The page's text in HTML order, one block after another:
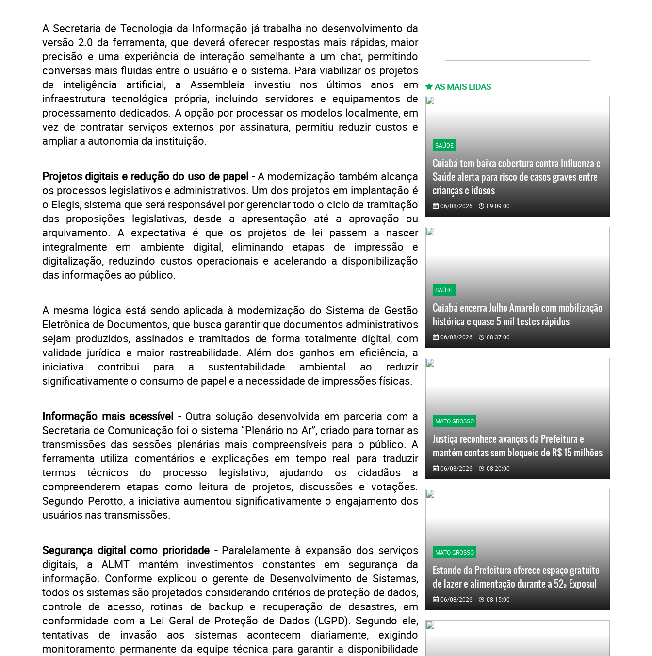
A Secretaria de Tecnologia da Informação já trabalha no desenvolvimento da
versão 2.0 da ferramenta, que deverá oferecer respostas mais rápidas, maior
precisão e uma experiência de interação semelhante a um chat, permitindo
conversas mais fluidas entre o usuário e o sistema. Para viabilizar os projetos
de inteligência artificial, a Assembleia investiu nos últimos anos em
infraestrutura tecnológica própria, incluindo servidores e equipamentos de
processamento dedicados. A opção por processar os modelos localmente, em
vez de contratar serviços externos por assinatura, permitiu reduzir custos e
ampliar a autonomia da instituição.
Projetos digitais e redução do uso de papel -A modernização também alcança
os processos legislativos e administrativos. Um dos projetos em implantação é
o Elegis, sistema que será responsável por gerenciar todo o ciclo de tramitação
das proposições legislativas, desde a apresentação até a aprovação ou
arquivamento. A expectativa é que os projetos de lei passem a nascer
integralmente em ambiente digital, eliminando etapas de impressão e
digitalização, reduzindo custos operacionais e acelerando a disponibilização
das informações ao público.
A mesma lógica está sendo aplicada à modernização do Sistema de Gestão
Eletrônica de Documentos, que busca garantir que documentos administrativos
sejam produzidos, assinados e tramitados de forma totalmente digital, com
validade jurídica e maior rastreabilidade. Além dos ganhos em eficiência, a
iniciativa contribui para a sustentabilidade ambiental ao reduzir
significativamente o consumo de papel e a necessidade de impressões físicas.
Informação mais acessível - Outra solução desenvolvida em parceria com a
Secretaria de Comunicação foi o sistema “Plenário no Ar”, criado para tornar as
transmissões das sessões plenárias mais compreensíveis para o público. A
ferramenta utiliza comentários e explicações em tempo real para traduzir
termos técnicos do processo legislativo, ajudando os cidadãos a
compreenderem etapas como leitura de projetos, discussões e votações.
Segundo Perotto, a iniciativa aumentou significativamente o engajamento dos
usuários nas transmissões.
Segurança digital como prioridade - Paralelamente à expansão dos serviços
digitais, a ALMT mantém investimentos constantes em segurança da
informação. Conforme explicou o gerente de Desenvolvimento de Sistemas,
todos os sistemas são projetados considerando critérios de proteção de dados,
controle de acesso, rotinas de backup e recuperação de desastres, em
conformidade com a Lei Geral de Proteção de Dados (LGPD). Segundo ele,
tentativas de invasão aos sistemas acontecem diariamente, exigindo
monitoramento permanente da equipe técnica para garantir a disponibilidade
AS MAIS LIDAS
SAÚDE
Cuiabá tem baixa cobertura contra Influenza e
Saúde alerta para risco de casos graves entre
crianças e idosos
06/08/2026 09:09:00
SAÚDE
Cuiabá encerra Julho Amarelo com mobilização
histórica e quase 5 mil testes rápidos
06/08/2026 08:37:00
MATO GROSSO
Justiça reconhece avanços da Prefeitura e
mantém contas sem bloqueio de R$ 15 milhões
06/08/2026 08:20:00
MATO GROSSO
Estande da Prefeitura oferece espaço gratuito
de lazer e alimentação durante a 52ª Exposul
06/08/2026 08:15:00